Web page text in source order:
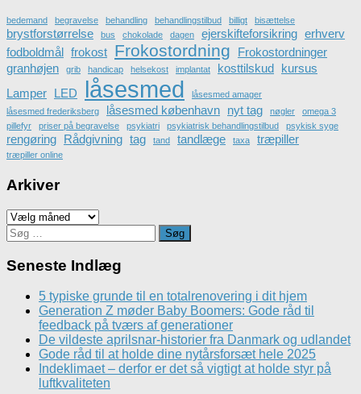
bedemand begravelse behandling behandlingstilbud billigt bisættelse
brystforstørrelse bus chokolade dagen ejerskifteforsikring erhverv
fodboldmål frokost Frokostordning
Frokostordninger
granhøjen
grib handicap helsekost implantat kosttilskud kursus
Lamper LED låsesmed
låsesmed amager
låsesmed frederiksberg
låsesmed københavn nyt tag nøgler
omega 3
pillefyr
priser på begravelse psykiatri psykiatrisk behandlingstilbud psykisk syge
rengøring Rådgivning tag tand tandlæge taxa træpiller
træpiller online
Arkiver
Arkiver
Søg
efter:
Seneste Indlæg
5 typiske grunde til en totalrenovering i dit hjem
Generation Z møder Baby Boomers: Gode råd til
feedback på tværs af generationer
De vildeste aprilsnar-historier fra Danmark og udlandet
Gode råd til at holde dine nytårsforsæt hele 2025
Indeklimaet – derfor er det så vigtigt at holde styr på
luftkvaliteten